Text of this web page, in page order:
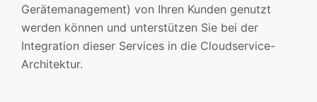
Gerätemanagement) von Ihren Kunden genutzt
werden können und unterstützen Sie bei der
Integration dieser Services in die Cloudservice-
Architektur.